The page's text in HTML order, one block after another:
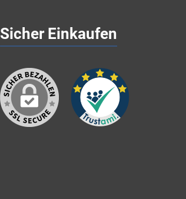
Sicher Einkaufen